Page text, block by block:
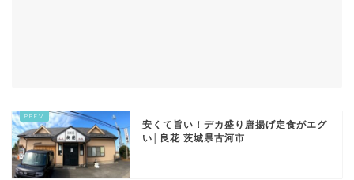
安くて旨い！デカ盛り唐揚げ定食がエグ
い│良花 茨城県古河市